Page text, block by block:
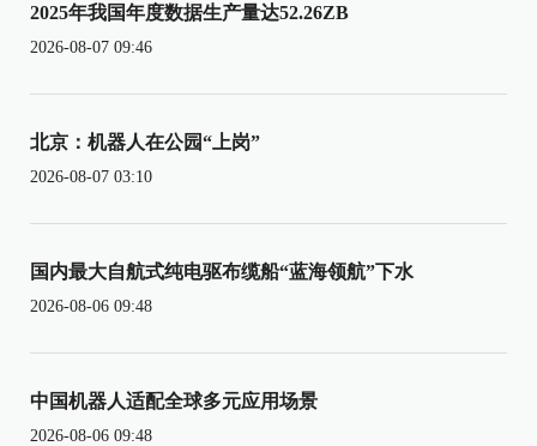
2025年我国年度数据生产量达52.26ZB
2026-08-07 09:46
北京：机器人在公园“上岗”
2026-08-07 03:10
国内最大自航式纯电驱布缆船“蓝海领航”下水
2026-08-06 09:48
中国机器人适配全球多元应用场景
2026-08-06 09:48